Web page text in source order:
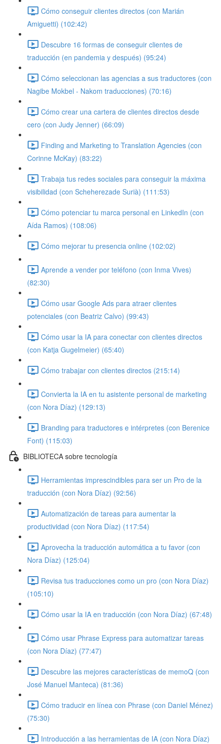
Cómo conseguir clientes directos (con Marián
Amiguetti) (102:42)
Descubre 16 formas de conseguir clientes de
traducción (en pandemia y después) (95:24)
Cómo seleccionan las agencias a sus traductores (con
Nagibe Mokbel - Nakom traducciones) (70:16)
Cómo crear una cartera de clientes directos desde
cero (con Judy Jenner) (66:09)
Finding and Marketing to Translation Agencies (con
Corinne McKay) (83:22)
Trabaja tus redes sociales para conseguir la máxima
visibilidad (con Scheherezade Surià) (111:53)
Cómo potenciar tu marca personal en LinkedIn (con
Aída Ramos) (108:06)
Cómo mejorar tu presencia online (102:02)
Aprende a vender por teléfono (con Inma Vives)
(82:30)
Cómo usar Google Ads para atraer clientes
potenciales (con Beatriz Calvo) (99:43)
Cómo usar la IA para conectar con clientes directos
(con Katja Gugelmeier) (65:40)
Cómo trabajar con clientes directos (215:14)
Convierta la IA en tu asistente personal de marketing
(con Nora Díaz) (129:13)
Branding para traductores e intérpretes (con Berenice
Font) (115:03)
BIBLIOTECA sobre tecnología
Herramientas imprescindibles para ser un Pro de la
traducción (con Nora Díaz) (92:56)
Automatización de tareas para aumentar la
productividad (con Nora Díaz) (117:54)
Aprovecha la traducción automática a tu favor (con
Nora Díaz) (125:04)
Revisa tus traducciones como un pro (con Nora Díaz)
(105:10)
Cómo usar la IA en traducción (con Nora Díaz) (67:48)
Cómo usar Phrase Express para automatizar tareas
(con Nora Díaz) (77:47)
Descubre las mejores características de memoQ (con
José Manuel Manteca) (81:36)
Cómo traducir en línea con Phrase (con Daniel Ménez)
(75:30)
Introducción a las herramientas de IA (con Nora Díaz)